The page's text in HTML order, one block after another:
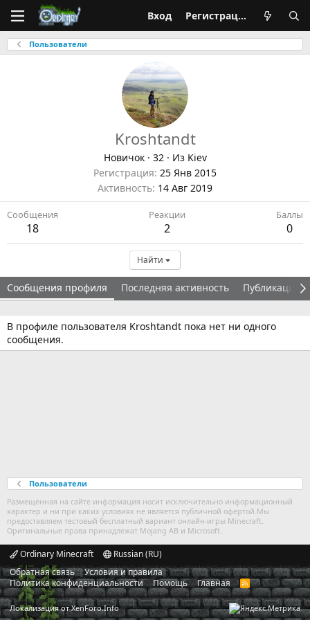
Вход Регистрация
Пользователи
Kroshtandt
Новичок · 32 · Из Kiev
Регистрация 25 Янв 2015
Активность 14 Авг 2019
Сообщения
18
Реакции
2
Баллы
0
Найти
Сообщения профиля Последняя активность Публикации
В профиле пользователя Kroshtandt пока нет ни одного
сообщения.
Пользователи
Размещенная на сайте информация носит исключительно информационный
характер и ни при каких условиях не является публичной офертой.Мы
предоставляем тестовый бесплатный вариант онлайн-игры Minecraft.
Оригинальные права принадлежат Mojang AB и Microsoft.
Ordinary Minecraft
Russian (RU)
Обратная связь
Условия и правила
Политика конфиденциальности
Помощь Главная
R
S
S
Локализация отXenForo.Info